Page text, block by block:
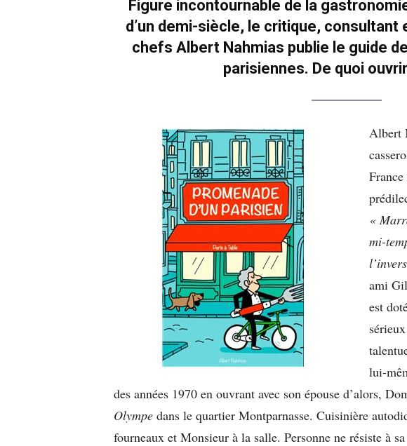
Figure incontournable de la
d’un demi-siècle, le critique,
chefs Albert Nahmias publie le guide
parisiennes. De quoi
Albert
«
mi-
ami
est
lui-
des années 1970 en ouvrant avec son épouse d’alors,
Olympe dans le quartier Montparnasse. Cuisinière
fourneaux et Monsieur à la salle. Personne ne résiste à